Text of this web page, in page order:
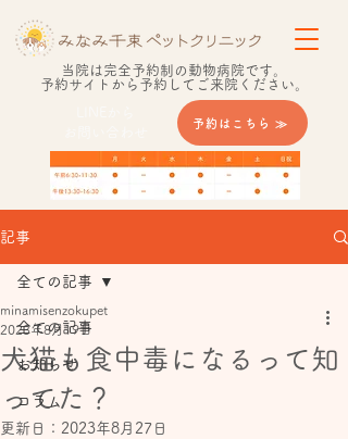
当院は​完全予約制の動物病院です。
​予約サイトから予約してご来院ください。
予約はこちら ≫
記事
全ての記事
お知らせ
コラム
全ての記事
犬猫も食中毒になるって知
ってた？
minamisenzokupet
2023年8月19日
更新日： 2023年8月27日